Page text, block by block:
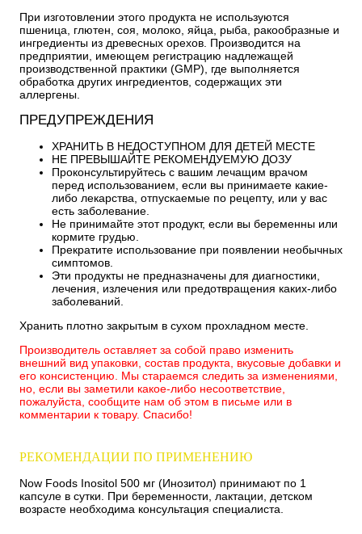
При изготовлении этого продукта не используются
пшеница, глютен, соя, молоко, яйца, рыба, ракообразные и
ингредиенты из древесных орехов. Производится на
предприятии, имеющем регистрацию надлежащей
производственной практики (GMP), где выполняется
обработка других ингредиентов, содержащих эти
аллергены.
ПРЕДУПРЕЖДЕНИЯ
ХРАНИТЬ В НЕДОСТУПНОМ ДЛЯ ДЕТЕЙ МЕСТЕ
НЕ ПРЕВЫШАЙТЕ РЕКОМЕНДУЕМУЮ ДОЗУ
Проконсультируйтесь с вашим лечащим врачом
перед использованием, если вы принимаете какие-
либо лекарства, отпускаемые по рецепту, или у вас
есть заболевание.
Не принимайте этот продукт, если вы беременны или
кормите грудью.
Прекратите использование при появлении необычных
симптомов.
Эти продукты не предназначены для диагностики,
лечения, излечения или предотвращения каких-либо
заболеваний.
Хранить плотно закрытым в сухом прохладном месте.
Производитель оставляет за собой право изменить
внешний вид упаковки, состав продукта, вкусовые добавки и
его консистенцию. Мы стараемся следить за изменениями,
но, если вы заметили какое-либо несоответствие,
пожалуйста, сообщите нам об этом в письме или в
комментарии к товару. Спасибо!
РЕКОМЕНДАЦИИ ПО ПРИМЕНЕНИЮ
Now Foods Inositol 500 мг (Инозитол) принимают по 1
капсуле в сутки. При беременности, лактации, детском
возрасте необходима консультация специалиста.